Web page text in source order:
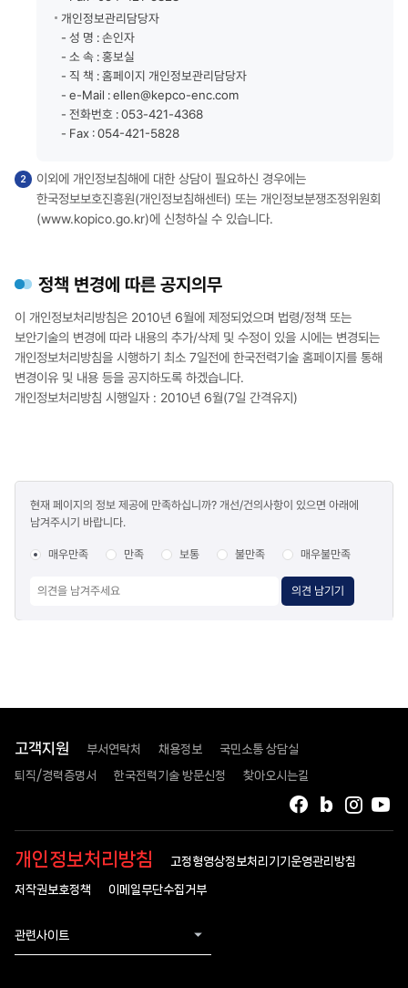
개인정보관리담당자
- 성 명 : 손인자
- 소 속 : 홍보실
- 직 책 : 홈페이지 개인정보관리담당자
- e-Mail : ellen@kepco-enc.com
- 전화번호 : 053-421-4368
- Fax : 054-421-5828
이외에 개인정보침해에 대한 상담이 필요하신 경우에는
한국정보보호진흥원(개인정보침해센터) 또는 개인정보분쟁조정위원회
(www.kopico.go.kr)에 신청하실 수 있습니다.
정책 변경에 따른 공지의무
이 개인정보처리방침은 2010년 6월에 제정되었으며 법령/정책 또는
보안기술의 변경에 따라 내용의 추가/삭제 및 수정이 있을 시에는 변경되는
개인정보처리방침을 시행하기 최소 7일전에 한국전력기술 홈페이지를 통해
변경이유 및 내용 등을 공지하도록 하겠습니다.
개인정보처리방침 시행일자 : 2010년 6월(7일 간격유지)
만족도
조사
현재 페이지의 정보 제공에 만족하십니까? 개선/건의사항이 있으면 아래에
남겨주시기 바랍니다.
매우만족 만족 보통 불만족 매우불만족
의견 남기기
고객지원 부서연락처 채용정보 국민소통 상담실
퇴직/경력증명서 한국전력기술 방문신청 찾아오시는길
인스
블로그
페이스북
개인정보처리방침 고정형영상정보처리기기운영관리방침
저작권보호정책 이메일무단수집거부
관련사이트